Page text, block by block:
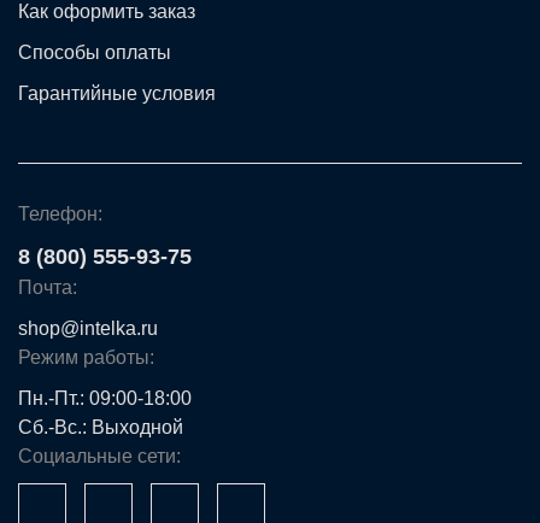
Как оформить заказ
Способы оплаты
Гарантийные условия
Телефон:
8 (800) 555-93-75
Почта:
shop@intelka.ru
Режим работы:
Пн.-Пт.: 09:00-18:00
Сб.-Вс.: Выходной
Социальные сети: